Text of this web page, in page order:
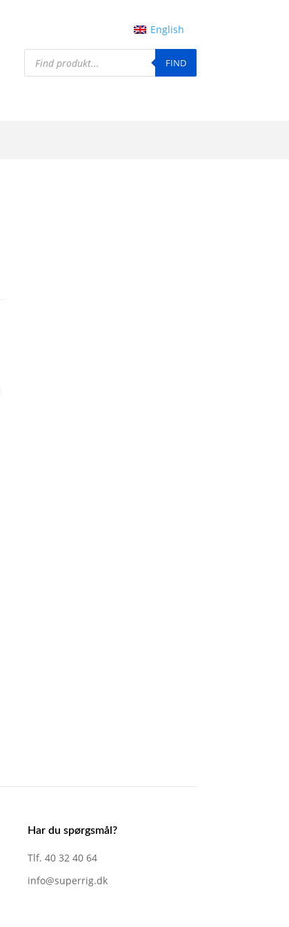
English
Products
search
FIND
Har du spørgsmål?
Tlf. 40 32 40 64
info@superrig.dk